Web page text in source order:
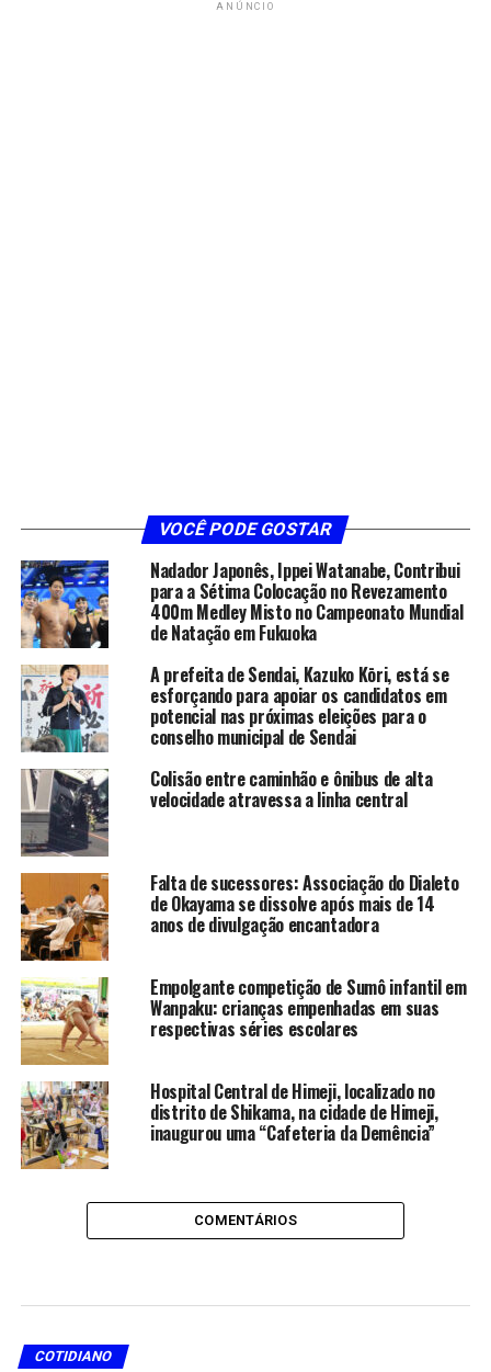
ANÚNCIO
VOCÊ PODE GOSTAR
Nadador Japonês, Ippei Watanabe, Contribui
para a Sétima Colocação no Revezamento
400m Medley Misto no Campeonato Mundial
de Natação em Fukuoka
A prefeita de Sendai, Kazuko Kōri, está se
esforçando para apoiar os candidatos em
potencial nas próximas eleições para o
conselho municipal de Sendai
Colisão entre caminhão e ônibus de alta
velocidade atravessa a linha central
Falta de sucessores: Associação do Dialeto
de Okayama se dissolve após mais de 14
anos de divulgação encantadora
Empolgante competição de Sumô infantil em
Wanpaku: crianças empenhadas em suas
respectivas séries escolares
Hospital Central de Himeji, localizado no
distrito de Shikama, na cidade de Himeji,
inaugurou uma “Cafeteria da Demência”
COMENTÁRIOS
COTIDIANO